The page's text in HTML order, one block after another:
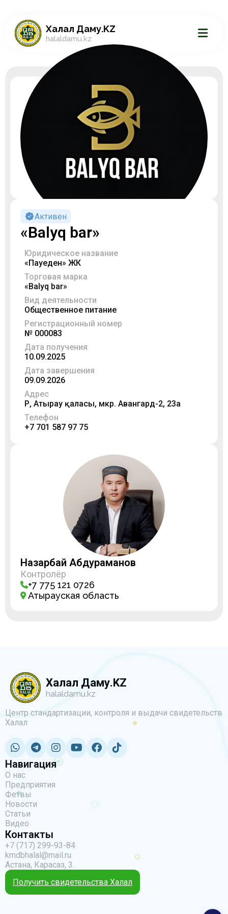
Халал Даму.KZ
halaldamu.kz
Активен
«Balyq bar»
Юридическое название
«Пауеден» ЖК
Торговая марка
«Balyq bar»
Вид деятельности
Общественное питание
Регистрационный номер
№ 000083
Дата получения
10.09.2025
Дата завершения
09.09.2026
Адрес
ҚР, Атырау қаласы, мкр. Авангард-2, 23а
Телефон
+7 701 587 97 75
Назарбай Абдураманов
Контролёр
+7 775 121 0726
Атырауская область
Халал Даму.KZ
halaldamu.kz
Центр стандартизации, контроля и выдачи свидетельств
Халал
Навигация
О нас
Предприятия
Фетвы
Новости
Статьи
Видео
Контакты
+7 (717) 299-93-84
kmdbhalal@mail.ru
Астана, Карасаз, 3.
Получить свидетельства Халал